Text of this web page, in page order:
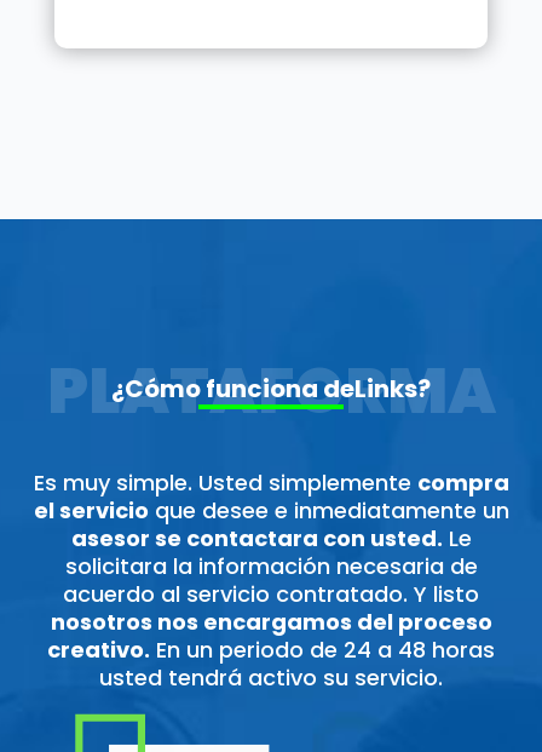
PLATAFORMA
¿Cómo funciona deLinks?
Es muy simple. Usted simplemente compra
el servicio que desee e inmediatamente un
asesor se contactara con usted. Le
solicitara la información necesaria de
acuerdo al servicio contratado. Y listo
nosotros nos encargamos del proceso
creativo. En un periodo de 24 a 48 horas
usted tendrá activo su servicio.